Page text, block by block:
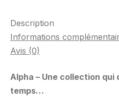
Description
Informations
Avis (0)
Alpha – Une collection qui
temps…